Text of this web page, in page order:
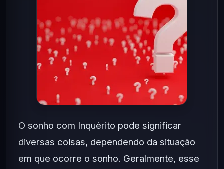
O sonho com Inquérito pode significar
diversas coisas, dependendo da situação
em que ocorre o sonho. Geralmente, esse